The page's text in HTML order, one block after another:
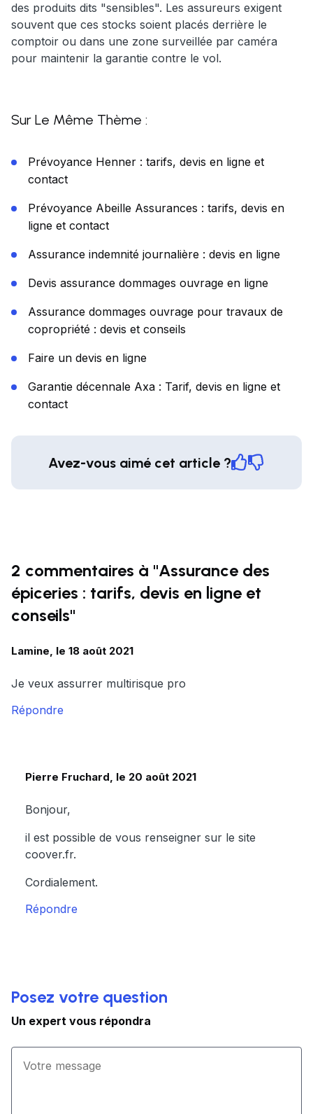
des produits dits "sensibles". Les assureurs exigent
souvent que ces stocks soient placés derrière le
comptoir ou dans une zone surveillée par caméra
pour maintenir la garantie contre le vol.
Sur Le Même Thème :
Prévoyance Henner : tarifs, devis en ligne et
contact
Prévoyance Abeille Assurances : tarifs, devis en
ligne et contact
Assurance indemnité journalière : devis en ligne
Devis assurance dommages ouvrage en ligne
Assurance dommages ouvrage pour travaux de
copropriété : devis et conseils
Faire un devis en ligne
Garantie décennale Axa : Tarif, devis en ligne et
contact
Avez-vous aimé cet article ?
2 commentaires à "Assurance des
épiceries : tarifs, devis en ligne et
conseils"
Lamine, le 18 août 2021
Je veux assurrer multirisque pro
Répondre
Pierre Fruchard, le 20 août 2021
Bonjour,
il est possible de vous renseigner sur le site
coover.fr.
Cordialement.
Répondre
Posez votre question
Un expert vous répondra